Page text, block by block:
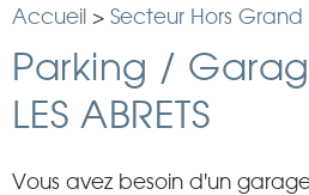
Accueil > Secteur Hors Grand
Parking /
LES ABRETS
Vous avez besoin d'un